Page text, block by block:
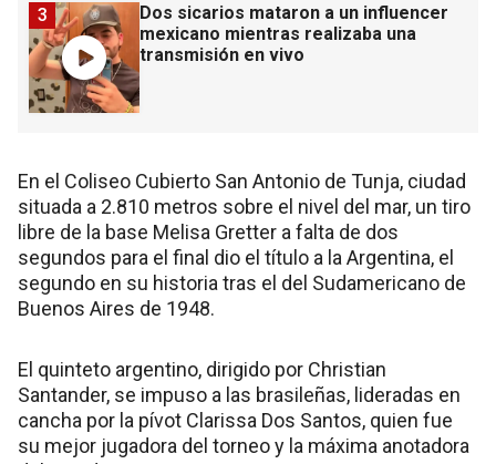
Dos sicarios mataron a un influencer
mexicano mientras realizaba una
transmisión en vivo
3
En el Coliseo Cubierto San Antonio de Tunja, ciudad
situada a 2.810 metros sobre el nivel del mar, un tiro
libre de la base Melisa Gretter a falta de dos
segundos para el final dio el título a la Argentina, el
segundo en su historia tras el del Sudamericano de
Buenos Aires de 1948.
El quinteto argentino, dirigido por Christian
Santander, se impuso a las brasileñas, lideradas en
cancha por la pívot Clarissa Dos Santos, quien fue
su mejor jugadora del torneo y la máxima anotadora